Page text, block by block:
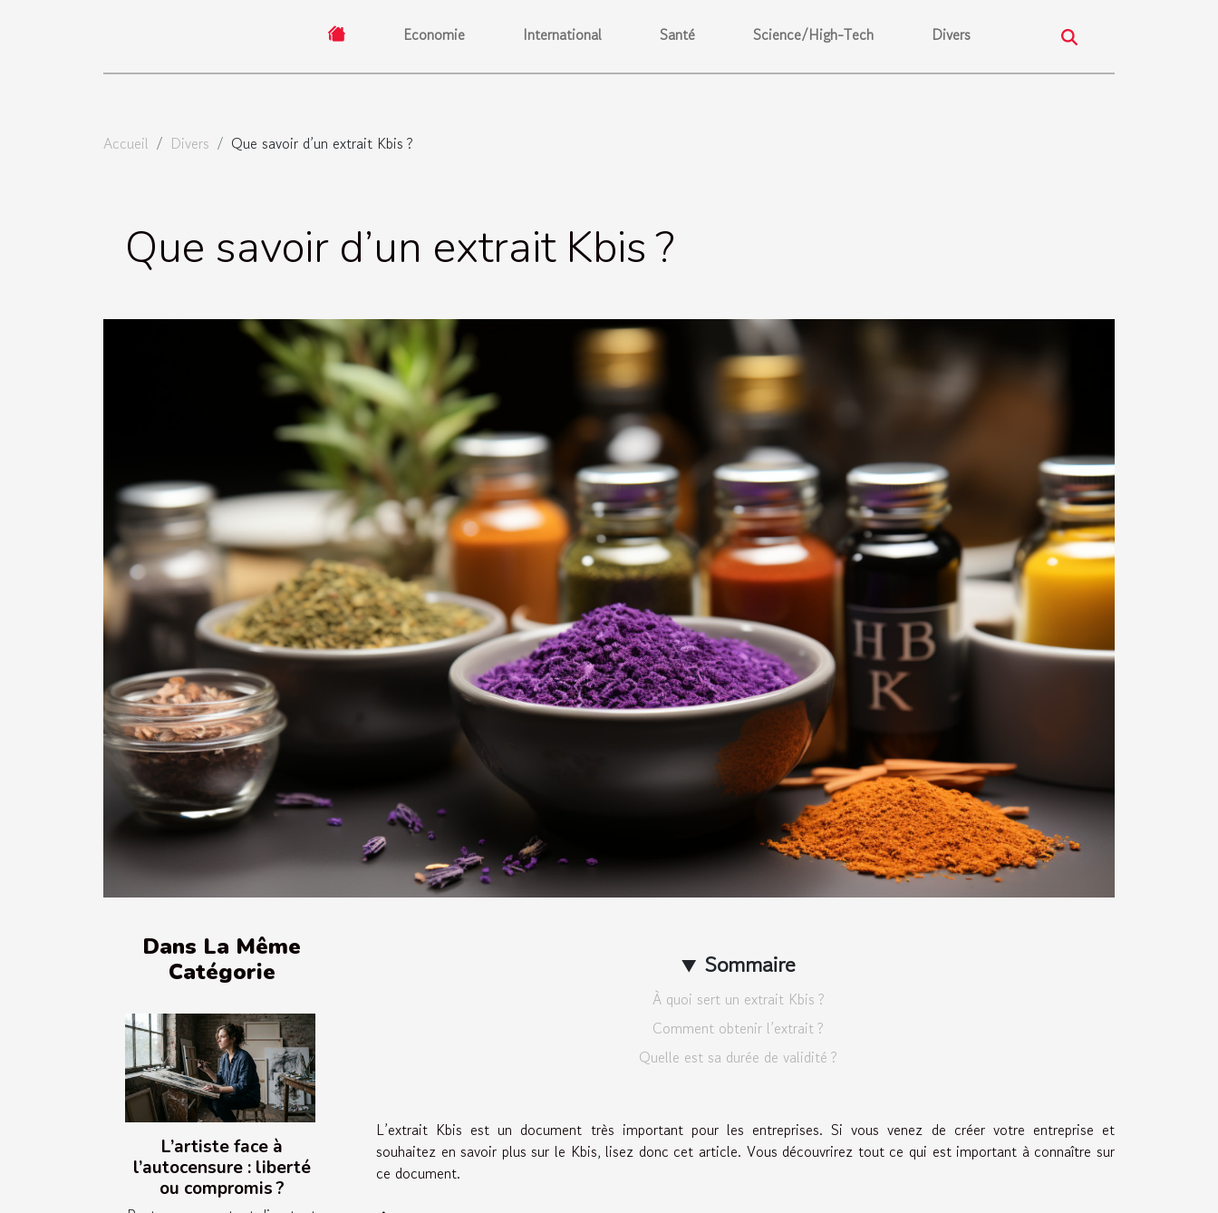
Economie International Santé Science/High-Tech Divers
Accueil Divers Que savoir d’un extrait Kbis ?
Que savoir d’un extrait Kbis ?
Dans La Même
Catégorie
L’artiste face à
l’autocensure : liberté
ou compromis ?
Sommaire
À quoi sert un extrait Kbis ?
Comment obtenir l’extrait ?
Quelle est sa durée de validité ?
L’extrait Kbis est un document très important pour les entreprises. Si vous venez de créer votre entreprise et
souhaitez en savoir plus sur le Kbis, lisez donc cet article. Vous découvrirez tout ce qui est important à connaître sur
ce document.